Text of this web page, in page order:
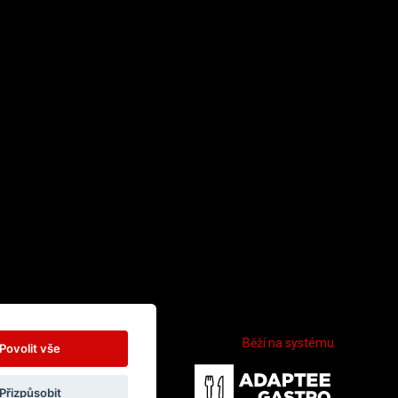
nad Labem Běží na systému
Povolit vše
Přizpůsobit